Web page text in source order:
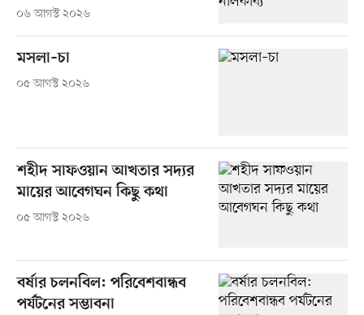
০৬ আগস্ট ২০২৬
মসলা–চা
০৫ আগস্ট ২০২৬
শহীদ সাফওয়ান আখতার সদ্যর
মায়ের আবেগঘন কিছু কথা
০৫ আগস্ট ২০২৬
বর্ষার চলনবিল: পরিবেশবান্ধব
পর্যটনের সম্ভাবনা